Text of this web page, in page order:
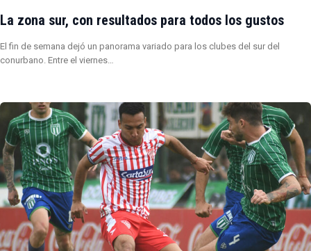
La zona sur, con resultados para todos los gustos
El fin de semana dejó un panorama variado para los clubes del sur del
conurbano. Entre el viernes…